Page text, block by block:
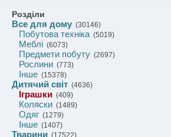
Розділи
Все для дому (30146)
Побутова техніка(5019)
Меблі (6073)
Предмети побуту (2697)
Рослини (773)
Інше (15378)
Дитячий світ (4636)
Іграшки (409)
Коляски (1489)
Одяг (1279)
Інше (1407)
Тварини (17522)